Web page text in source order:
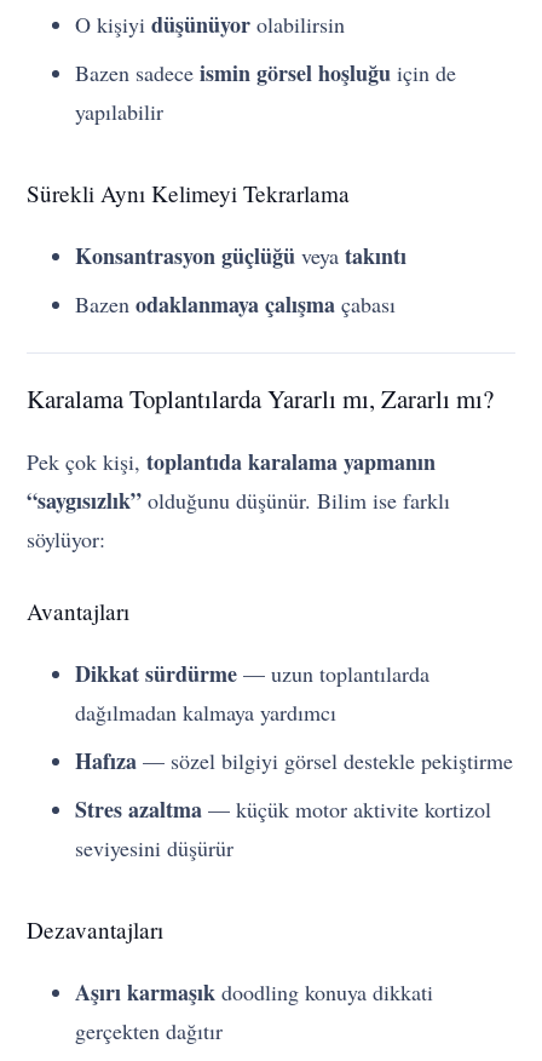
O kişiyidüşünüyor olabilirsin
Bazen sadeceismin görsel hoşluğu için de
yapılabilir
Sürekli Aynı Kelimeyi Tekrarlama
Konsantrasyon güçlüğü veyatakıntı
Bazenodaklanmaya çalışma çabası
Karalama Toplantılarda Yararlı mı, Zararlı mı?
Pek çok kişi,toplantıda karalama yapmanın
“saygısızlık” olduğunu düşünür. Bilim ise farklı
söylüyor:
Avantajları
Dikkat sürdürme — uzun toplantılarda
dağılmadan kalmaya yardımcı
Hafıza — sözel bilgiyi görsel destekle pekiştirme
Stres azaltma — küçük motor aktivite kortizol
seviyesini düşürür
Dezavantajları
Aşırı karmaşık doodling konuya dikkati
gerçekten dağıtır